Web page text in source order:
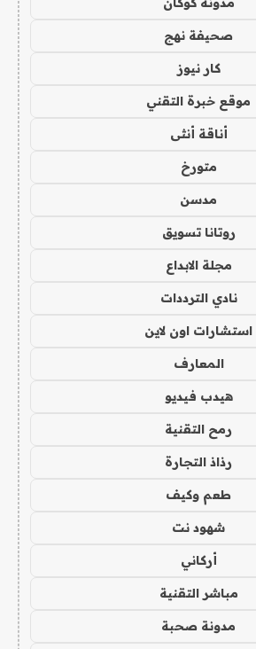
صحيفة نهج
كار نيوز
موقع خبرة التقني
أناقة أنثى
متورخ
مدسن
روتانا تسويق
مجلة الابداع
نادي الترددات
استشارات اون لاين
المعارف
هيدب فيديو
رمح التقنية
رذاذ التجارة
طعم وكيف
شهود نت
أركاني
مباشر التقنية
مدونة صحبة